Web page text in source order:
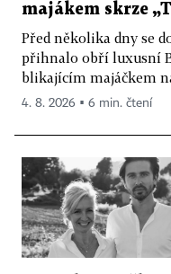
majákem skrze
Před několika dny se
přihnalo obří luxusní
blikajícím majáčkem
4. 8. 2026 ▪ 6 min. čtení